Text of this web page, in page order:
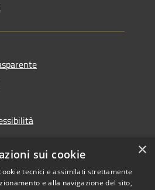
Copyright © 2026 • Comune di
×
sui cookie
tecnici e assimilati strettamente
e alla navigazione del sito,